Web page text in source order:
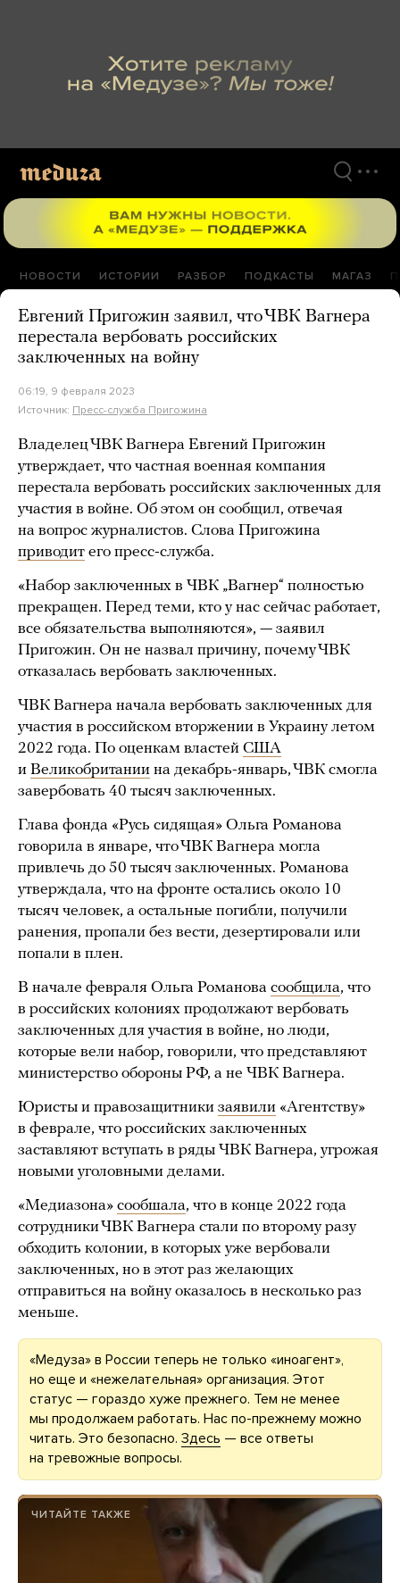
НОВОСТИ ИСТОРИИ РАЗБОР ПОДКАСТЫ МАГАЗ
Евгений Пригожин заявил, что ЧВК Вагнера
перестала вербовать российских
заключенных на войну
06:19, 9 февраля 2023
Источник: Пресс-служба Пригожина
Владелец ЧВК Вагнера Евгений Пригожин
утверждает, что частная военная компания
перестала вербовать российских заключенных для
участия в войне. Об этом он сообщил, отвечая
на вопрос журналистов. Слова Пригожина
приводит его пресс-служба.
«Набор заключенных в ЧВК „Вагнер“ полностью
прекращен. Перед теми, кто у нас сейчас работает,
все обязательства выполняются», — заявил
Пригожин. Он не назвал причину, почему ЧВК
отказалась вербовать заключенных.
ЧВК Вагнера начала вербовать заключенных для
участия в российском вторжении в Украину летом
2022 года. По оценкам властей США
и Великобритании на декабрь-январь, ЧВК смогла
завербовать 40 тысяч заключенных.
Глава фонда «Русь сидящая» Ольга Романова
говорила в январе, что ЧВК Вагнера могла
привлечь до 50 тысяч заключенных. Романова
утверждала, что на фронте остались около 10
тысяч человек, а остальные погибли, получили
ранения, пропали без вести, дезертировали или
попали в плен.
В начале февраля Ольга Романова сообщила, что
в российских колониях продолжают вербовать
заключенных для участия в войне, но люди,
которые вели набор, говорили, что представляют
министерство обороны РФ, а не ЧВК Вагнера.
Юристы и правозащитники заявили «Агентству»
в феврале, что российских заключенных
заставляют вступать в ряды ЧВК Вагнера, угрожая
новыми уголовными делами.
«Медиазона» сообшала, что в конце 2022 года
сотрудники ЧВК Вагнера стали по второму разу
обходить колонии, в которых уже вербовали
заключенных, но в этот раз желающих
отправиться на войну оказалось в несколько раз
меньше.
«Медуза» в России теперь не только «иноагент»,
но еще и «нежелательная» организация. Этот
статус — гораздо хуже прежнего. Тем не менее
мы продолжаем работать. Нас по-прежнему можно
читать. Это безопасно. Здесь — все ответы
на тревожные вопросы.
ЧИТАЙТЕ ТАКЖЕ